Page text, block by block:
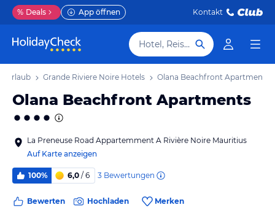
% Deals App öffnen Kontakt
Hotel, Reiseziel
Urlaub Grande Riviere Noire Hotels Olana Beachfront Apartments
Olana Beachfront Apartments
La Preneuse Road Appartemment A Rivière Noire Mauritius
Auf Karte anzeigen
100% 6,0 / 6 3 Bewertungen
Bewerten Hochladen Merken